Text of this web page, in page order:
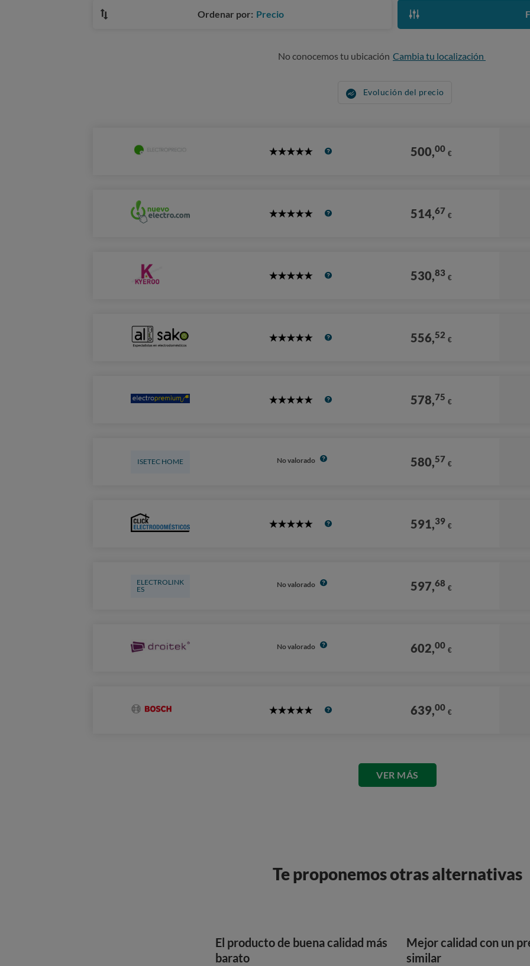
Ordenar por: Precio
No conocemos tu ubicación Cambia tu localización
Evolución del precio
5
500,00 €
5
514,67 €
5
530,83 €
5
639,00 €
5
556,52 €
5
578,75 €
ISETEC HOME No valorado 580,57 €
5
591,39 €
ELECTROLINK
ES
No valorado 597,68 €
No valorado 602,00 €
VER MÁS
Te proponemos otras alternativas
El producto de buena calidad más
barato
Mejor calidad con un
similar